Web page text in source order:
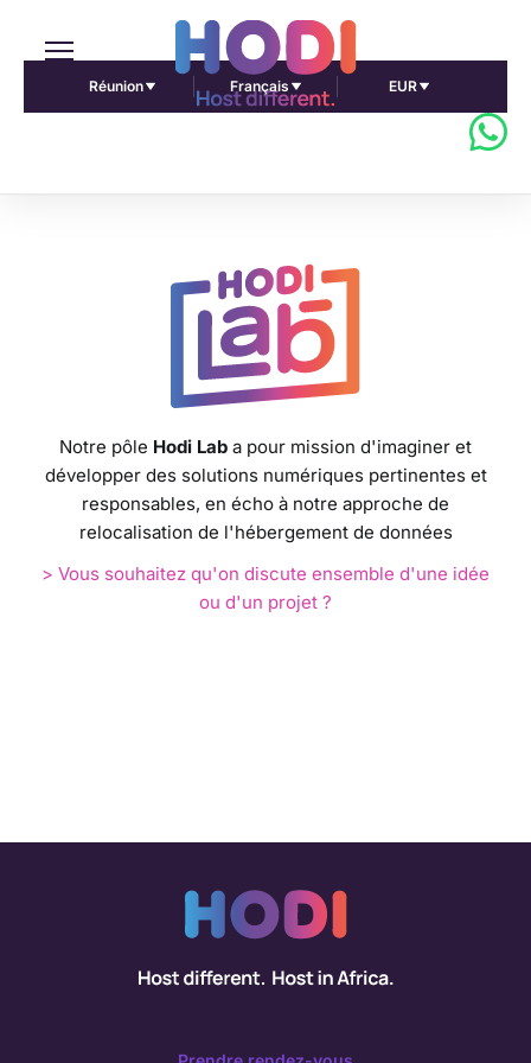
Réunion Français EUR
Notre pôle Hodi Lab a pour mission d'imaginer et
développer des solutions numériques pertinentes et
responsables, en écho à notre approche de
relocalisation de l'hébergement de données
> Vous souhaitez qu'on discute ensemble d'une idée
ou d'un projet ?